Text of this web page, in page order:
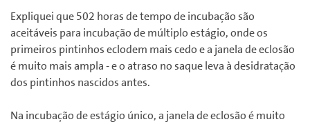
Expliquei que 502 horas de tempo de incubação são
aceitáveis ​​para incubação de múltiplo estágio, onde os
primeiros pintinhos eclodem mais cedo e a janela de eclosão
é muito mais ampla - e o atraso no saque leva à desidratação
dos pintinhos nascidos antes.
Na incubação de estágio único, a janela de eclosão é muito